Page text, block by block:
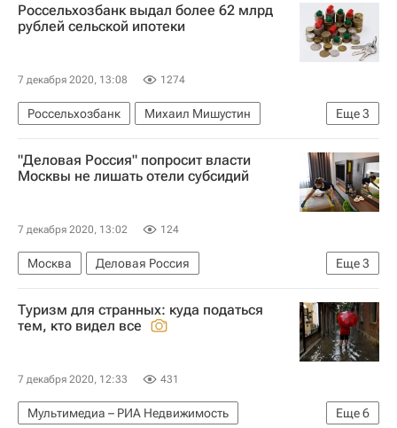
Никита Стасишин
Жилье
Законодательство
Россельхозбанк выдал более 62 млрд
рублей сельской ипотеки
7 декабря 2020, 13:08 1274
Еще3
Россельхозбанк
Михаил Мишустин
Ипотека
Загородная недвижимость
Банки
"Деловая Россия" попросит власти
Москвы не лишать отели субсидий
7 декабря 2020, 13:02 124
Еще3
Москва
Деловая Россия
Коммерческая недвижимость
Отели
Гостиницы
Туризм для странных: куда податься
тем, кто видел все
7 декабря 2020, 12:33 431
Еще6
Мультимедиа – РИА Недвижимость